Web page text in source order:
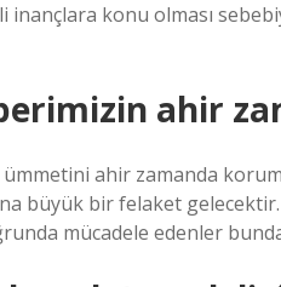
inançlara konu olması
ahir
ahir zamanda
büyük bir felaket
mücadele edenler